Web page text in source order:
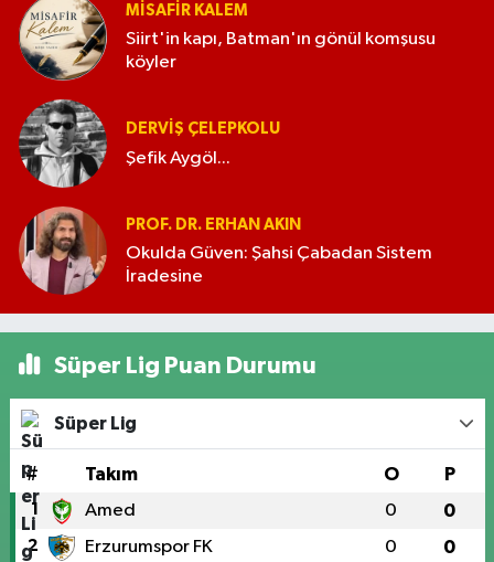
MISAFIR KALEM
Siirt'in kapı, Batman'ın gönül komşusu
köyler
DERVIŞ ÇELEPKOLU
Şefik Aygöl...
PROF. DR. ERHAN AKIN
Okulda Güven: Şahsi Çabadan Sistem
İradesine
Süper Lig Puan Durumu
Süper Lig
# Takım O P
1 Amed 0 0
2 Erzurumspor FK 0 0